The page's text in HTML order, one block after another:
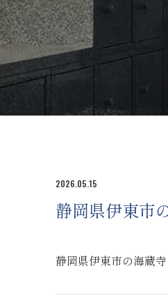
2026.05.15
静岡県伊東市
静岡県伊東市の海蔵寺